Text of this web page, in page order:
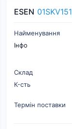
ESEN 01SKV151
Найменування
Інфо
Склад
К-cть
Термін поставки